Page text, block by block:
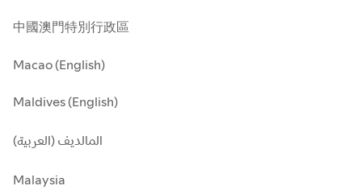
中國澳門特別行政區
Macao (English)
Maldives (English)
المالديف (العربية)
Malaysia